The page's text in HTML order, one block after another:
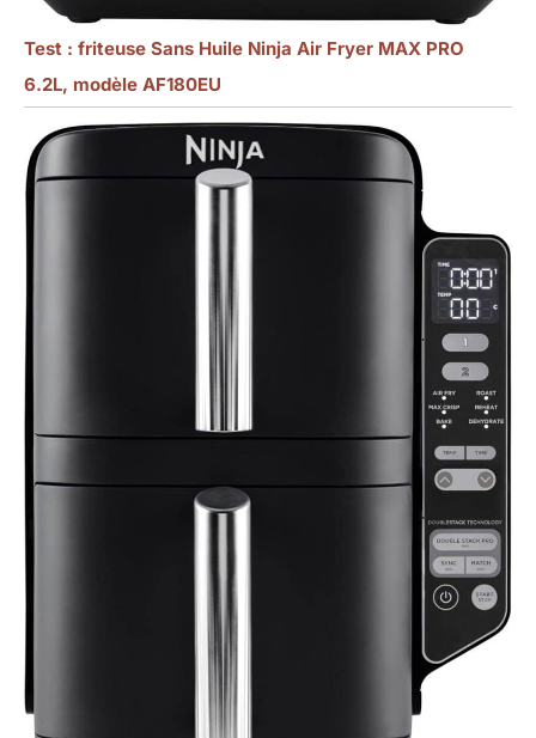
Test : friteuse Sans Huile Ninja Air Fryer MAX PRO
6.2L, modèle AF180EU